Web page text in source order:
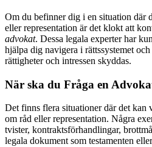
Om du befinner dig i en situation där
eller representation är det klokt att
advokat. Dessa legala experter har
hjälpa dig navigera i rättssystemet
rättigheter och intressen skyddas.
När ska du Fråga en
Det finns flera situationer där det kan
om råd eller representation. Några
tvister, kontraktsförhandlingar,
legala dokument som testamenten